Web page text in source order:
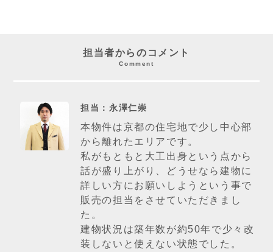
担当者からのコメント
Comment
担当：永澤仁崇
本物件は京都の住宅地で少し中心部
から離れたエリアです。
私がもともと大工出身という点から
話が盛り上がり、どうせなら建物に
詳しい方にお願いしようという事で
販売の担当をさせていただきまし
た。
建物状況は築年数が約50年で少々改
装しないと使えない状態でした。